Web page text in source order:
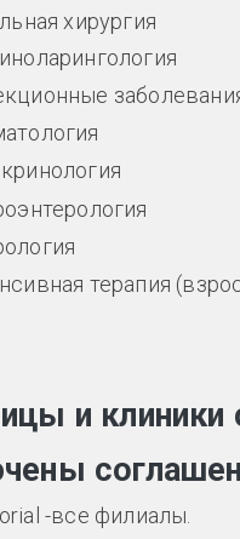
хирургия
терапия
и
-все филиалы.